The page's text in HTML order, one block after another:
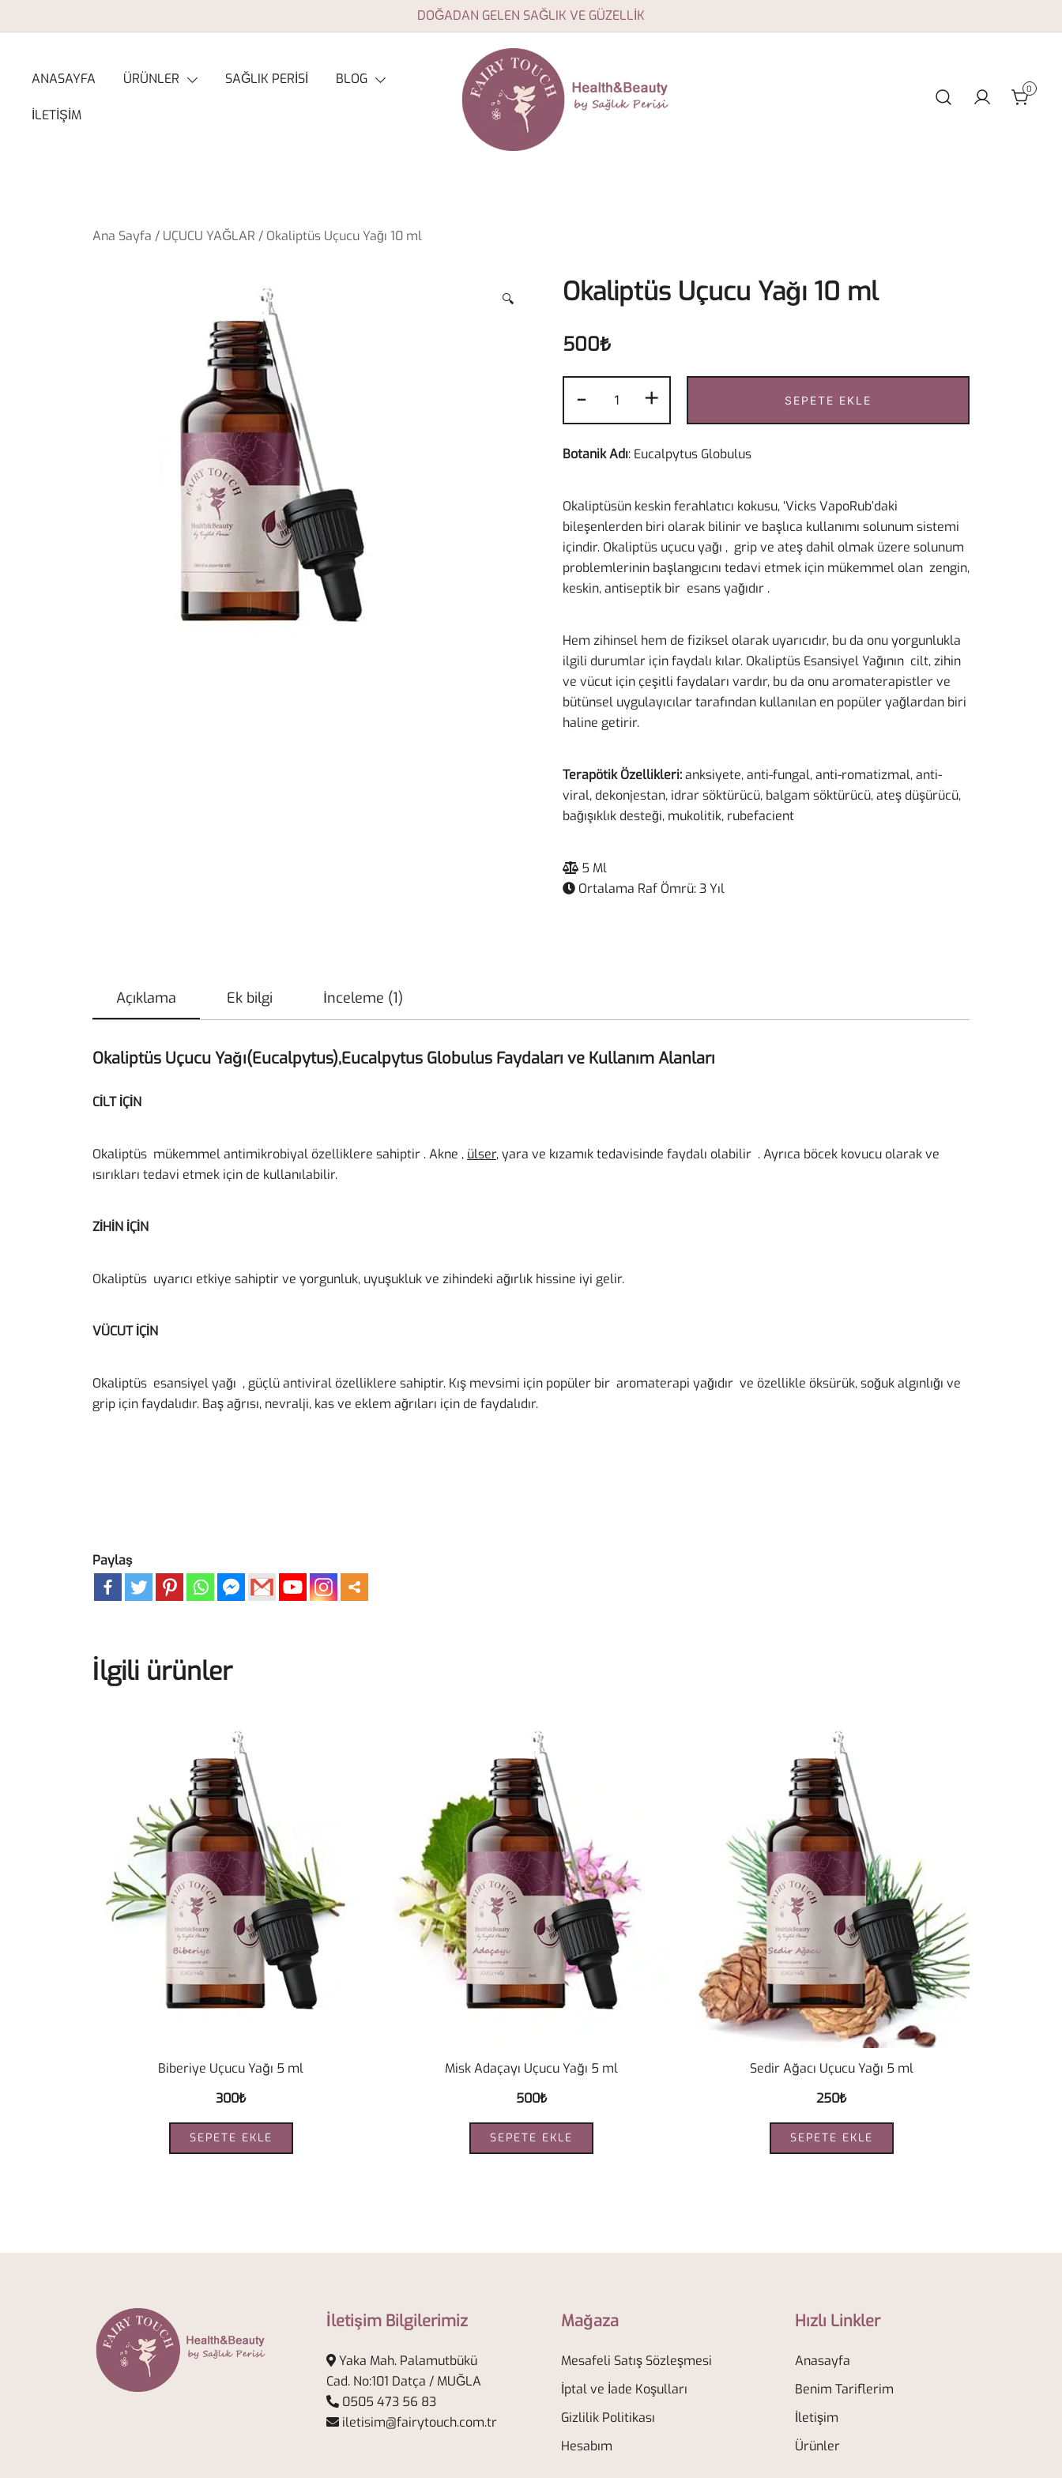
to
DOĞADAN GELEN SAĞLIK VE GÜZELLİK
ANASAYFA ÜRÜNLER SAĞLIK PERİSİ BLOG
İLETİŞİM
0
Ana Sayfa / UÇUCU YAĞLAR / Okaliptüs Uçucu Yağı 10 ml
🔍 Okaliptüs Uçucu Yağı 10 ml
500₺
-
Uçucu
Yağı
10
+ SEPETE EKLE
Botanik Adı: Eucalpytus Globulus
Okaliptüsün keskin ferahlatıcı kokusu, ‘Vicks VapoRub’daki
bileşenlerden biri olarak bilinir ve başlıca kullanımı solunum sistemi
içindir. Okaliptüs uçucu yağı , grip ve ateş dahil olmak üzere solunum
problemlerinin başlangıcını tedavi etmek için mükemmel olan zengin,
keskin, antiseptik bir esans yağıdır .
Hem zihinsel hem de fiziksel olarak uyarıcıdır, bu da onu yorgunlukla
ilgili durumlar için faydalı kılar. Okaliptüs Esansiyel Yağının cilt, zihin
ve vücut için çeşitli faydaları vardır, bu da onu aromaterapistler ve
bütünsel uygulayıcılar tarafından kullanılan en popüler yağlardan biri
haline getirir.
Terapötik Özellikleri:anksiyete, anti-fungal, anti-romatizmal, anti-
viral, dekonjestan, idrar söktürücü, balgam söktürücü, ateş düşürücü,
bağışıklık desteği, mukolitik, rubefacient
5 Ml
Ortalama Raf Ömrü: 3 Yıl
Açıklama Ek bilgi İnceleme (1)
Okaliptüs Uçucu Yağı(Eucalpytus),Eucalpytus Globulus Faydaları ve Kullanım Alanları
CİLT İÇİN
Okaliptüs mükemmel antimikrobiyal özelliklere sahiptir . Akne , ülser, yara ve kızamık tedavisinde faydalı olabilir . Ayrıca böcek kovucu olarak ve
ısırıkları tedavi etmek için de kullanılabilir.
ZİHİN İÇİN
Okaliptüs uyarıcı etkiye sahiptir ve yorgunluk, uyuşukluk ve zihindeki ağırlık hissine iyi gelir.
VÜCUT İÇİN
Okaliptüs esansiyel yağı , güçlü antiviral özelliklere sahiptir. Kış mevsimi için popüler bir aromaterapi yağıdır ve özellikle öksürük, soğuk algınlığı ve
grip için faydalıdır. Baş ağrısı, nevralji, kas ve eklem ağrıları için de faydalıdır.
Paylaş
İlgili ürünler
Biberiye Uçucu Yağı 5 ml
300₺
SEPETE EKLE
Misk Adaçayı Uçucu Yağı 5 ml
500₺
SEPETE EKLE
Sedir Ağacı Uçucu Yağı 5 ml
250₺
SEPETE EKLE
İletişim Bilgilerimiz
Yaka Mah. Palamutbükü
Cad. No:101 Datça / MUĞLA
0505 473 56 83
iletisim@fairytouch.com.tr
Mağaza
Mesafeli Satış Sözleşmesi
İptal ve İade Koşulları
Gizlilik Politikası
Hesabım
Hızlı Linkler
Anasayfa
Benim Tariflerim
İletişim
Ürünler